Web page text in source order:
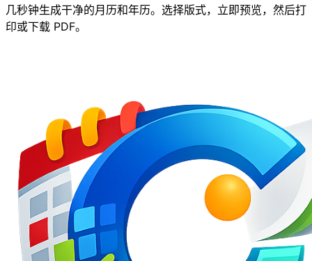
几秒钟生成干净的月历和年历。选择版式，立即预览，然后打
印或下载 PDF。